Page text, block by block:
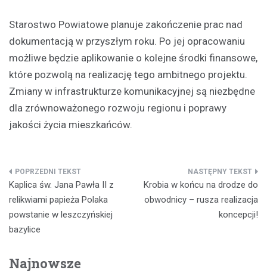
Starostwo Powiatowe planuje zakończenie prac nad
dokumentacją w przyszłym roku. Po jej opracowaniu
możliwe będzie aplikowanie o kolejne środki finansowe,
które pozwolą na realizację tego ambitnego projektu.
Zmiany w infrastrukturze komunikacyjnej są niezbędne
dla zrównoważonego rozwoju regionu i poprawy
jakości życia mieszkańców.
Nawigacja
wpisu
Kaplica św. Jana Pawła II z
relikwiami papieża Polaka
powstanie w leszczyńskiej
bazylice
Krobia w końcu na drodze do
obwodnicy – rusza realizacja
koncepcji!
Najnowsze